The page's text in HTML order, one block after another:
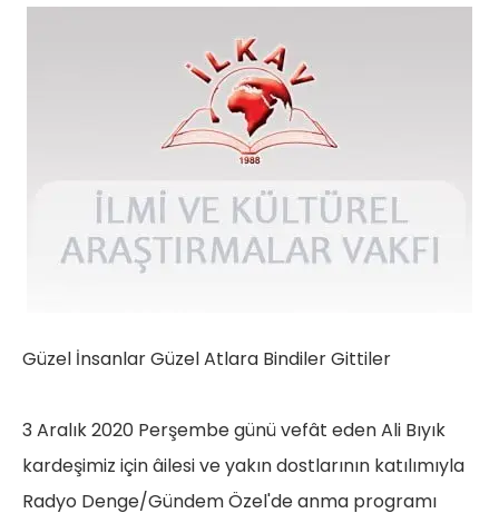
Güzel İnsanlar Güzel Atlara Bindiler Gittiler
3 Aralık 2020 Perşembe günü vefât eden Ali Bıyık
kardeşimiz için âilesi ve yakın dostlarının katılımıyla
Radyo Denge/Gündem Özel'de anma programı